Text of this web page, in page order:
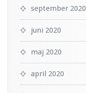
september 2020
juni 2020
maj 2020
april 2020